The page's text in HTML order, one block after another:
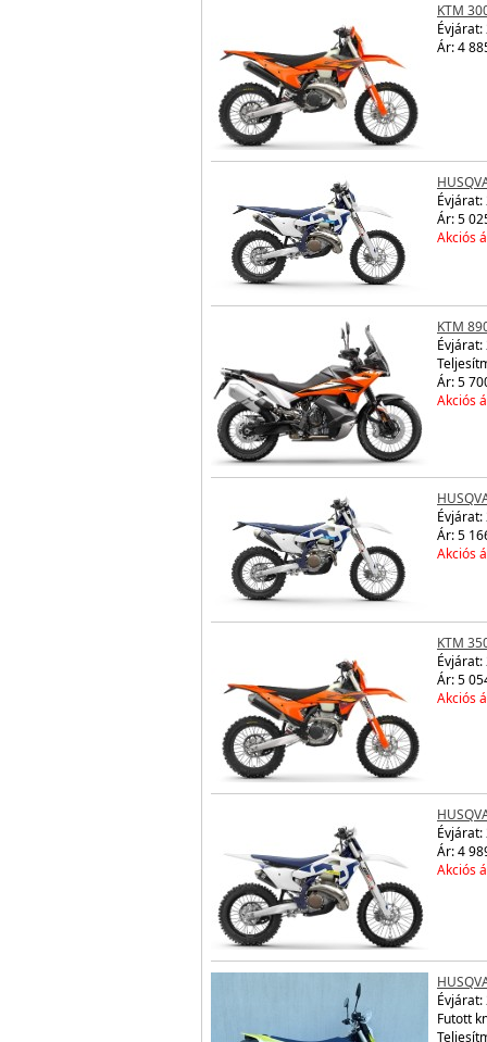
KTM
Évjárat:
Ár: 4
Évjárat:
Ár: 5
Akciós
KTM
Évjárat:
Ár: 5
Akciós
Évjárat:
Ár: 5
Akciós
KTM
Évjárat:
Ár: 5
Akciós
Évjárat:
Ár: 4
Akciós
Évjárat:
Futott